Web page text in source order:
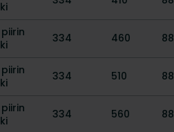
334 460
334 510
334 560